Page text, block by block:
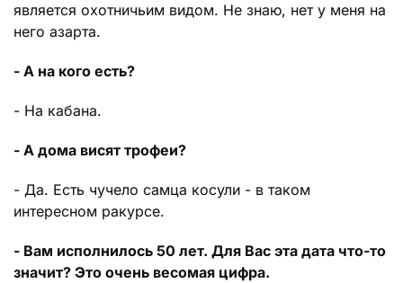
является охотничьим видом. Не знаю, нет у меня на
него азарта.
- А на кого есть?
- На кабана.
- А дома висят трофеи?
- Да. Есть чучело самца косули - в таком
интересном ракурсе.
- Вам исполнилось 50 лет. Для Вас эта дата что-то
значит? Это очень весомая цифра.